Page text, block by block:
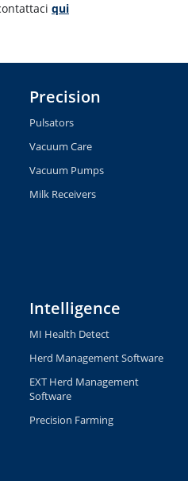
qui
Precision
Pulsators
Vacuum Care
Vacuum Pumps
Milk Receivers
Intelligence
MI Health Detect
Herd Management Software
EXT Herd Management
Software
Precision Farming